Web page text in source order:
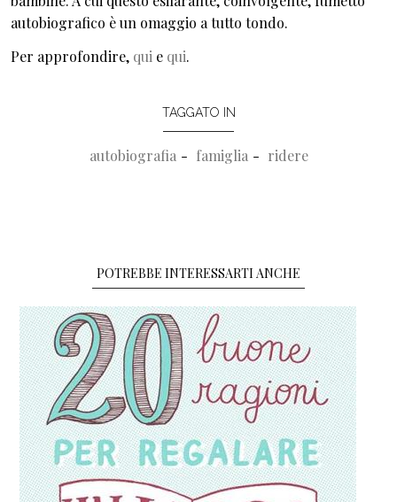
autobiografico è un omaggio a tutto tondo.
Per approfondire, qui e qui.
TAGGATO IN
autobiografia famiglia ridere
POTREBBE INTERESSARTI ANCHE